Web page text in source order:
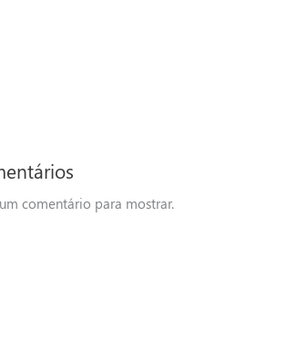
comentário para mostrar.